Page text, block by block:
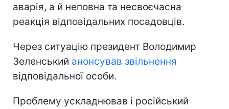
аварія, а й неповна та несвоєчасна
реакція відповідальних посадовців.
Через ситуацію президент Володимир
Зеленський анонсував звільнення
відповідальної особи.
Проблему ускладнював і російський